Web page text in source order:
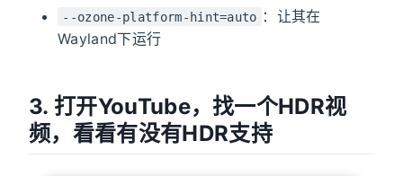
--ozone-platform-hint=auto ：让其在
Wayland下运行
3. 打开YouTube，找一个HDR视
频，看看有没有HDR支持